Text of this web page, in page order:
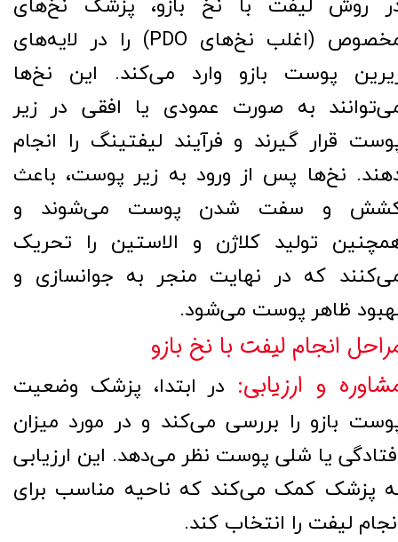
مخصوص (اغلب نخ‌های PDO) را در لایه‌های
پوست بازو وارد می‌کند. این نخ‌ها
به صورت عمودی یا افقی در زیر
قرار گیرند و فرآیند لیفتینگ را انجام
نخ‌ها پس از ورود به زیر پوست، باعث
و سفت شدن پوست می‌شوند و
تولید کلاژن و الاستین را تحریک
که در نهایت منجر به جوانسازی و
ظاهر پوست می‌شود.
انجام لیفت با نخ بازو
و ارزیابی: در ابتدا، پزشک وضعیت
بازو را بررسی می‌کند و در مورد میزان
یا شلی پوست نظر می‌دهد. این ارزیابی
پزشک کمک می‌کند که ناحیه مناسب برای
لیفت را انتخاب کند.